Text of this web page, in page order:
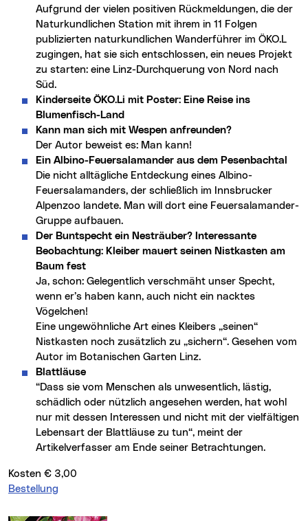
Aufgrund der vielen positiven Rückmeldungen, die der
Naturkundlichen Station mit ihrem in 11 Folgen
publizierten naturkundlichen Wanderführer im ÖKO.L
zugingen, hat sie sich entschlossen, ein neues Projekt
zu starten: eine Linz-Durchquerung von Nord nach
Süd.
Kinderseite ÖKO.Li mit Poster: Eine Reise ins
Blumenfisch-Land
Kann man sich mit Wespen anfreunden?
Der Autor beweist es: Man kann!
Ein Albino-Feuersalamander aus dem Pesenbachtal
Die nicht alltägliche Entdeckung eines Albino-
Feuersalamanders, der schließlich im Innsbrucker
Alpenzoo landete. Man will dort eine Feuersalamander-
Gruppe aufbauen.
Der Buntspecht ein Nesträuber? Interessante
Beobachtung: Kleiber mauert seinen Nistkasten am
Baum fest
Ja, schon: Gelegentlich verschmäht unser Specht,
wenn er’s haben kann, auch nicht ein nacktes
Vögelchen!
Eine ungewöhnliche Art eines Kleibers „seinen“
Nistkasten noch zusätzlich zu „sichern“. Gesehen vom
Autor im Botanischen Garten Linz.
Blattläuse
“Dass sie vom Menschen als unwesentlich, lästig,
schädlich oder nützlich angesehen werden, hat wohl
nur mit dessen Interessen und nicht mit der vielfältigen
Lebensart der Blattläuse zu tun“, meint der
Artikelverfasser am Ende seiner Betrachtungen.
Kosten € 3,00
Bestellung